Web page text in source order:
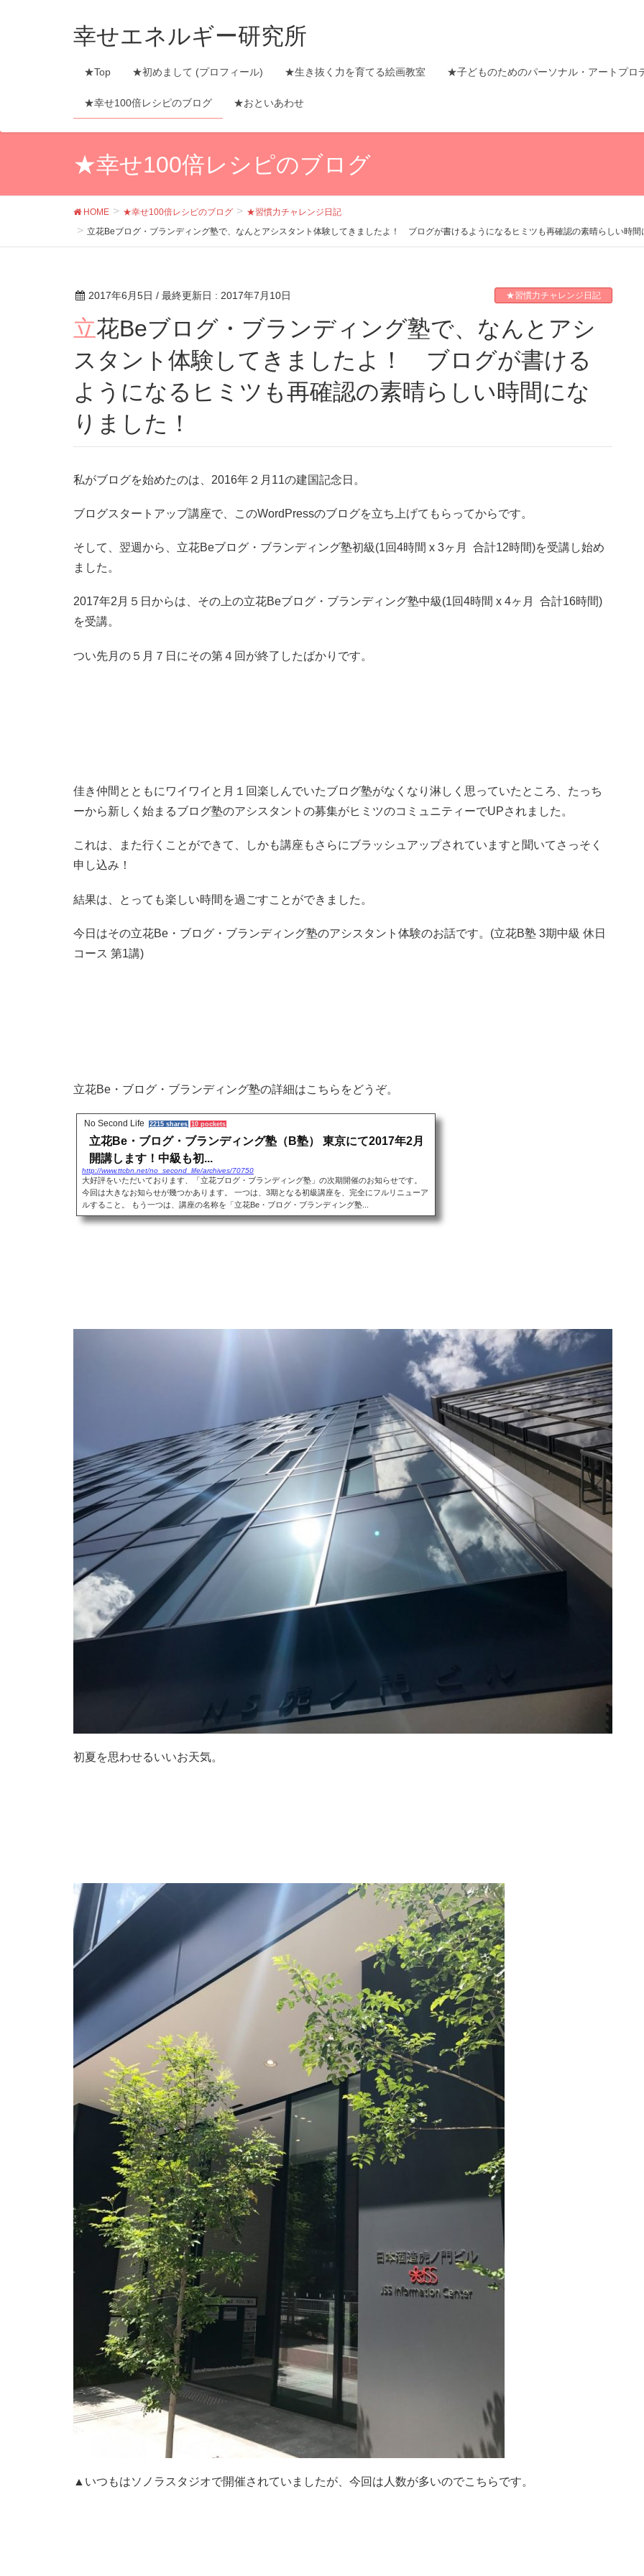
幸せエネルギー研究所
★Top ★初めまして (プロフィール) ★生き抜く力を育てる絵画教室 ★子どものためのパーソナル・アートプロ
★幸せ100倍レシピのブログ ★おといあわせ
★幸せ100倍レシピのブログ
HOME ★幸せ100倍レシピのブログ
★習慣力チャレンジ日記
立花Beブログ・ブランディング塾で、なんとアシスタント体験してきましたよ！ ブログが書けるようになるヒミツも再確認の素晴らしい
2017年6月5日 / 最終更新日 : 2017年7月10日 ★習慣力チャレンジ日記
立花Beブログ・ブランディング塾で、なんとアシ
スタント体験してきましたよ！ ブログが書ける
ようになるヒミツも再確認の素晴らしい時間にな
りました！
私がブログを始めたのは、2016年２月11の建国記念日。
ブログスタートアップ講座で、このWordPressのブログを立ち上げてもらってからです。
そして、翌週から、立花Beブログ・ブランディング塾初級(1回4時間 x 3ヶ月 合計12時間)を受講し始め
ました。
2017年2月５日からは、その上の立花Beブログ・ブランディング塾中級(1回4時間 x 4ヶ月 合計16時間)
を受講。
つい先月の５月７日にその第４回が終了したばかりです。
佳き仲間とともにワイワイと月１回楽しんでいたブログ塾がなくなり淋しく思っていたところ、たっち
ーから新しく始まるブログ塾のアシスタントの募集がヒミツのコミュニティーでUPされました。
これは、また行くことができて、しかも講座もさらにブラッシュアップされていますと聞いてさっそく
申し込み！
結果は、とっても楽しい時間を過ごすことができました。
今日はその立花Be・ブログ・ブランディング塾のアシスタント体験のお話です。(立花B塾 3期中級 休日
コース 第1講)
立花Be・ブログ・ブランディング塾の詳細はこちらをどうぞ。
No Second Life 2215 shares 10 pockets
立花Be・ブログ・ブランディング塾（B塾） 東京にて2017年2月
開講します！中級も初...
http://www.ttcbn.net/no_second_life/archives/70750
大好評をいただいております、「立花ブログ・ブランディング塾」の次期開催のお知らせです。
今回は大きなお知らせが幾つかあります。 一つは、3期となる初級講座を、完全にフルリニューア
ルすること。 もう一つは、講座の名称を「立花Be・ブログ・ブランディング塾...
初夏を思わせるいいお天気。
▲いつもはソノラスタジオで開催されていましたが、今回は人数が多いのでこちらです。